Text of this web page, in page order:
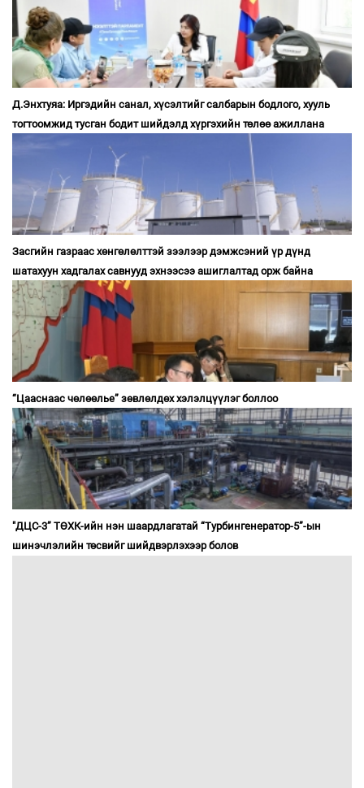
Д.Энхтуяа: Иргэдийн санал, хүсэлтийг салбарын бодлого, хууль
тогтоомжид тусган бодит шийдэлд хүргэхийн төлөө ажиллана
Засгийн газраас хөнгөлөлттэй зээлээр дэмжсэний үр дүнд
шатахуун хадгалах савнууд эхнээсээ ашиглалтад орж байна
“Цааснаас чөлөөлье” зөвлөлдөх хэлэлцүүлэг боллоо
"ДЦС-3” ТӨХК-ийн нэн шаардлагатай “Турбингенератор-5”-ын
шинэчлэлийн төсвийг шийдвэрлэхээр болов